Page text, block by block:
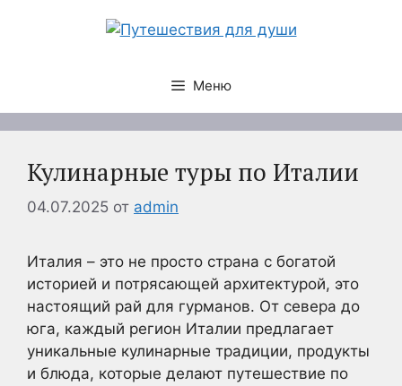
Меню
Кулинарные туры по Италии
04.07.2025 от admin
Италия – это не просто страна с богатой
историей и потрясающей архитектурой, это
настоящий рай для гурманов. От севера до
юга, каждый регион Италии предлагает
уникальные кулинарные традиции, продукты
и блюда, которые делают путешествие по